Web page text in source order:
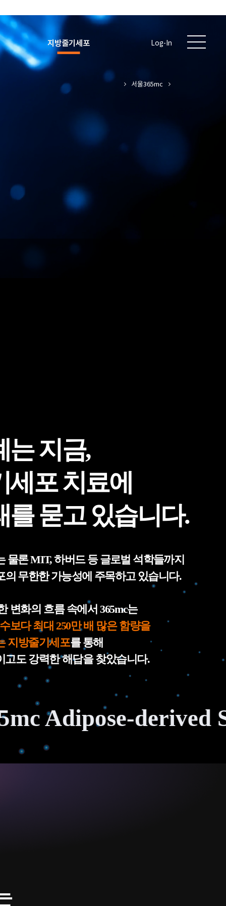
지방줄기세포 Log-In
서울365mc
는 지금,
세포 치료에
를 묻고 있습니다.
물론 MIT, 하버드 등 글로벌 석학들까지
의 무한한 가능성에 주목하고 있습니다.
변화의 흐름 속에서 365mc는
보다 최대 250만 배 많은 함량을
지방줄기세포를 통해
고도 강력한 해답을 찾았습니다.
derived